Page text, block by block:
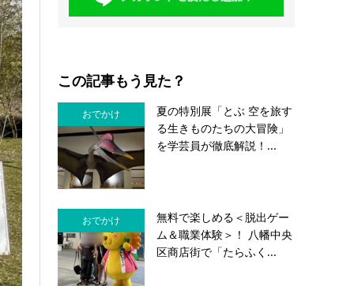
この記事もう見た？
おでかけ
夏の特別展「とぶ 空を旅す
る生きものたちの大冒険」
を学芸員が徹底解説！...
おでかけ
無料で楽しめる＜脱出ゲー
ム＆職業体験＞！ 八幡中央
区商店街で「たらふく...